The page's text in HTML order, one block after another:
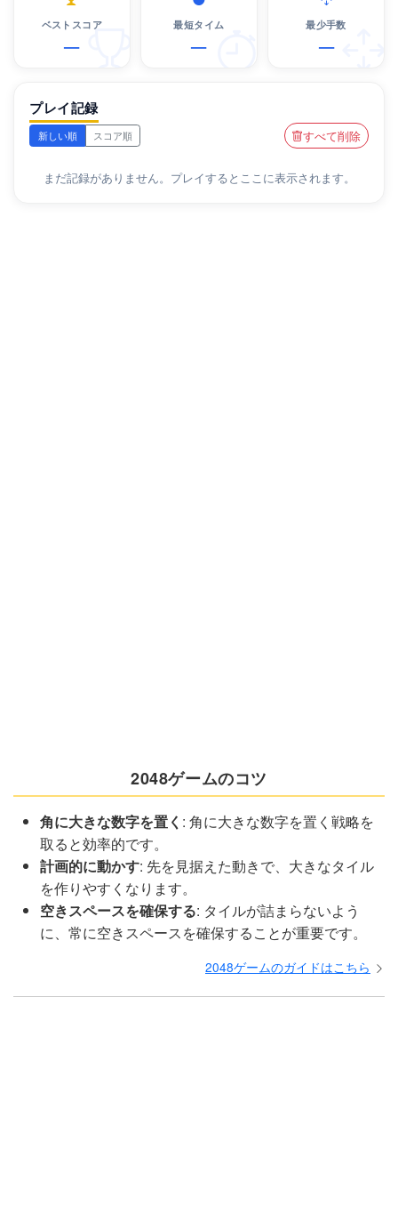
ベストスコア
—
最短タイム
—
最少手数
—
プレイ記録
新しい順 スコア順 すべて削除
まだ記録がありません。プレイするとここに表示されます。
2048ゲームのコツ
角に大きな数字を置く : 角に大きな数字を置く戦略を
取ると効率的です。
計画的に動かす: 先を見据えた動きで、大きなタイル
を作りやすくなります。
空きスペースを確保する: タイルが詰まらないよう
に、常に空きスペースを確保することが重要です。
2048ゲームのガイドはこちら